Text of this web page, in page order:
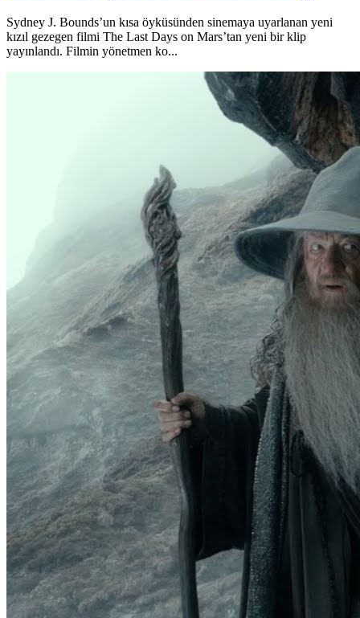
Sydney J. Bounds’un kısa öyküsünden sinemaya uyarlanan yeni
kızıl gezegen filmi The Last Days on Mars’tan yeni bir klip
yayınlandı. Filmin yönetmen ko...